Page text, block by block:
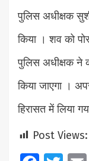
पुलिस अधीक्षक
किया । शव को
पुलिस अधीक्षक ने
किया जाएगा ।
हिरासत में लिया
Post Views: